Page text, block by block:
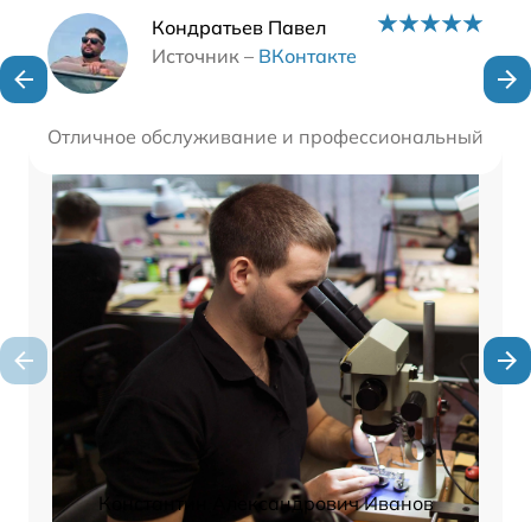
Кондратьев Павел
Источник – ВКонтакте
Отличное обслуживание и профессиональный
Наши мастера
Константин Александрович Иванов